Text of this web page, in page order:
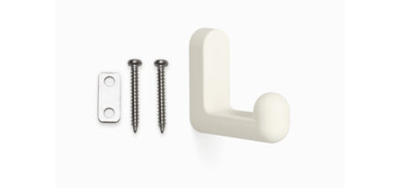
Politica di cancellazione
Protezione dei dati